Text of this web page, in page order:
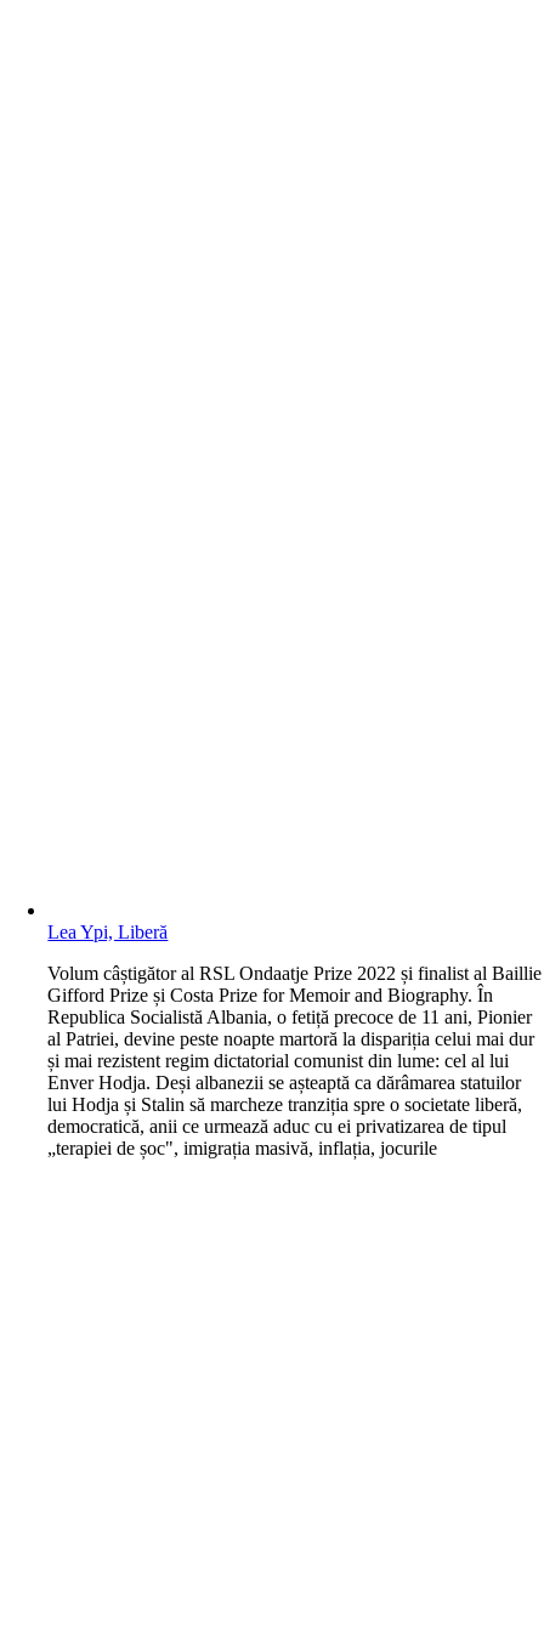
Lea Ypi, Liberă
Volum câștigător al RSL Ondaatje Prize 2022 și finalist al Baillie
Gifford Prize și Costa Prize for Memoir and Biography. În
Republica Socialistă Albania, o fetiță precoce de 11 ani, Pionier
al Patriei, devine peste noapte martoră la dispariția celui mai dur
și mai rezistent regim dictatorial comunist din lume: cel al lui
Enver Hodja. Deși albanezii se așteaptă ca dărâmarea statuilor
lui Hodja și Stalin să marcheze tranziția spre o societate liberă,
democratică, anii ce urmează aduc cu ei privatizarea de tipul
„terapiei de șoc", imigrația masivă, inflația, jocurile